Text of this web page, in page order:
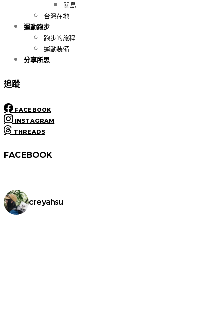
關島
台灣在地
運動跑步
跑步的旅程
運動裝備
分享所思
追蹤
FACEBOOK
INSTAGRAM
THREADS
FACEBOOK
creyahsu